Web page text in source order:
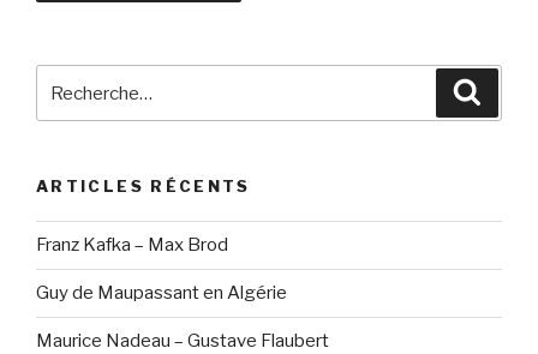
ARTICLES RÉCENTS
Franz Kafka – Max Brod
Guy de Maupassant en Algérie
Maurice Nadeau – Gustave Flaubert